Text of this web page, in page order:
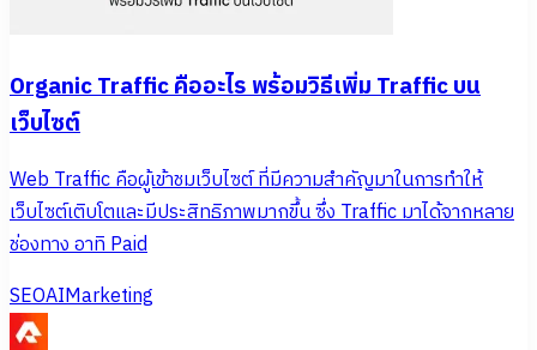
Organic Traffic คืออะไร พร้อมวิธีเพิ่ม Traffic บน
เว็บไซต์
Web Traffic คือผู้เข้าชมเว็บไซต์ ที่มีความสำคัญมาในการทำให้
เว็บไซต์เติบโตและมีประสิทธิภาพมากขึ้น ซึ่ง Traffic มาได้จากหลาย
ช่องทาง อาทิ Paid
SEOAIMarketing